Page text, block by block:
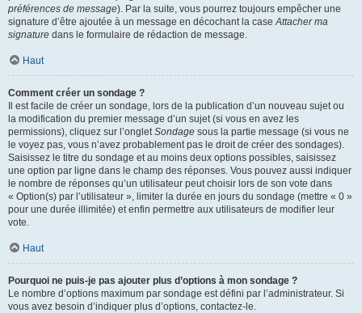
préférences de message). Par la suite, vous pourrez toujours empêcher une
signature d’être ajoutée à un message en décochant la caseAttacher ma
signature dans le formulaire de rédaction de message.
Haut
Comment créer un sondage ?
Il est facile de créer un sondage, lors de la publication d’un nouveau sujet ou
la modification du premier message d’un sujet (si vous en avez les
permissions), cliquez sur l’ongletSondage sous la partie message (si vous ne
le voyez pas, vous n’avez probablement pas le droit de créer des sondages).
Saisissez le titre du sondage et au moins deux options possibles, saisissez
une option par ligne dans le champ des réponses. Vous pouvez aussi indiquer
le nombre de réponses qu’un utilisateur peut choisir lors de son vote dans
« Option(s) par l’utilisateur », limiter la durée en jours du sondage (mettre « 0 »
pour une durée illimitée) et enfin permettre aux utilisateurs de modifier leur
vote.
Haut
Pourquoi ne puis-je pas ajouter plus d’options à mon sondage ?
Le nombre d’options maximum par sondage est défini par l’administrateur. Si
vous avez besoin d’indiquer plus d’options, contactez-le.